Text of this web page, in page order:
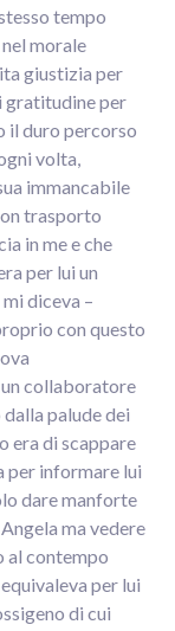
tempo
morale
giustizia per
gratitudine per
il duro percorso
volta,
immancabile
trasporto
in me e che
per lui un
diceva –
con questo
collaboratore
palude dei
era di scappare
per informare lui
dare manforte
ma vedere
al contempo
per lui
di cui